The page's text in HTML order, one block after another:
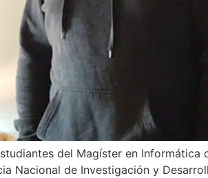
del Magíster en
Nacional de Investigación y